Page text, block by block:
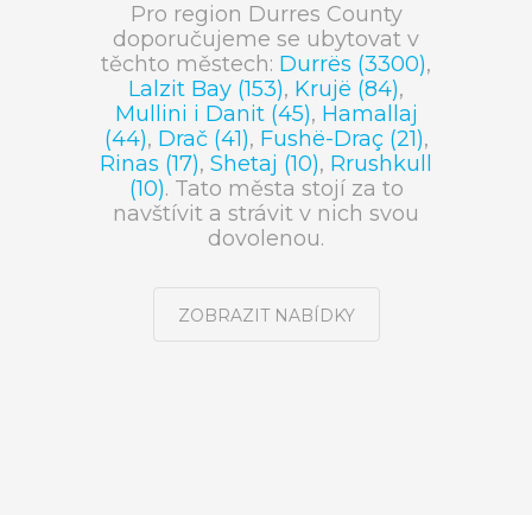
Pro region Durres County
doporučujeme se ubytovat v
těchto městech: Durrës (3300),
Lalzit Bay (153), Krujë (84),
Mullini i Danit (45), Hamallaj
(44), Drač (41), Fushë-Draç (21),
Rinas (17), Shetaj (10), Rrushkull
(10). Tato města stojí za to
navštívit a strávit v nich svou
dovolenou.
ZOBRAZIT NABÍDKY